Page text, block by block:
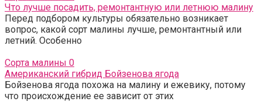
Что лучше посадить, ремонтантную или летнюю малину
Перед подбором культуры обязательно возникает
вопрос, какой сорт малины лучше, ремонтантный или
летний. Особенно
Сорта малины 0
Американский гибрид Бойзенова ягода
Бойзенова ягода похожа на малину и ежевику, потому
что происхождение ее зависит от этих